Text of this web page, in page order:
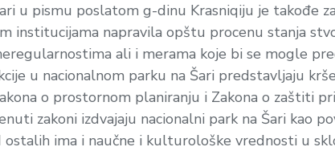
u pismu poslatom g-dinu Krasniqiju je takođe
institucijama napravila opštu procenu stanja
ali i merama koje bi se mogle
u nacionalnom parku na Šari predstavljaju
o prostornom planiranju i Zakona o zaštiti
zakoni izdvajaju nacionalni park na Šari kao
ostalih ima i naučne i kulturološke vrednosti u